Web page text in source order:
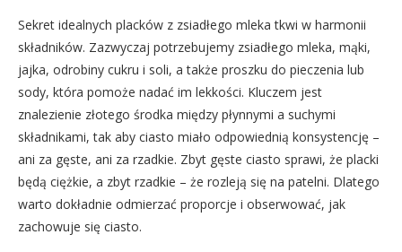
Sekret idealnych placków z zsiadłego mleka tkwi w harmonii
składników. Zazwyczaj potrzebujemy zsiadłego mleka, mąki,
jajka, odrobiny cukru i soli, a także proszku do pieczenia lub
sody, która pomoże nadać im lekkości. Kluczem jest
znalezienie złotego środka między płynnymi a suchymi
składnikami, tak aby ciasto miało odpowiednią konsystencję –
ani za gęste, ani za rzadkie. Zbyt gęste ciasto sprawi, że placki
będą ciężkie, a zbyt rzadkie – że rozleją się na patelni. Dlatego
warto dokładnie odmierzać proporcje i obserwować, jak
zachowuje się ciasto.